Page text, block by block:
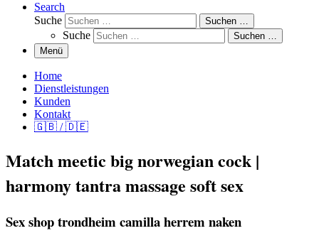
Search
Suche
Suchen …
Suche
Suchen …
Menü
Home
Dienstleistungen
Kunden
Kontakt
🇬🇧 / 🇩🇪
Match meetic big norwegian cock |
harmony tantra massage soft sex
Sex shop trondheim camilla herrem naken